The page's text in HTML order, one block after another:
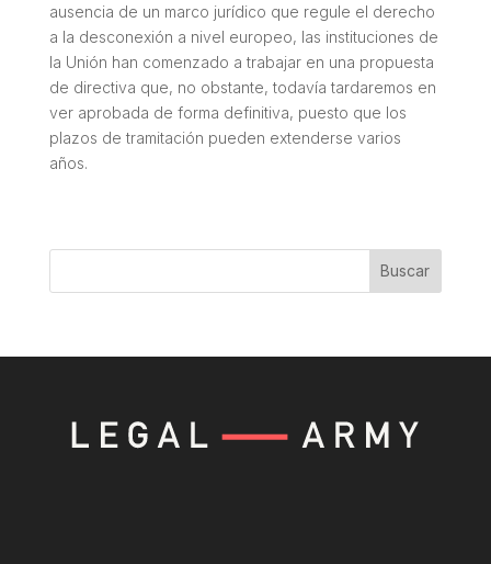
ausencia de un marco jurídico que regule el derecho
a la desconexión a nivel europeo, las instituciones de
la Unión han comenzado a trabajar en una propuesta
de directiva que, no obstante, todavía tardaremos en
ver aprobada de forma definitiva, puesto que los
plazos de tramitación pueden extenderse varios
años.
Buscar